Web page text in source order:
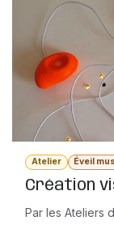
Atelier Éveil
Création
Par les Ateliers